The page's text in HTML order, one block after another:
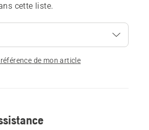
cette liste.
de mon article